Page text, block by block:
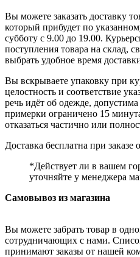
Вы можете заказать доставку
который прибудет по
субботу с 9.00 до 19.00.
поступления товара на склад,
выбрать удобное время
Вы вскрываете упаковку при
целостность и соответствие
речь идёт об одежде,
примерки ограничено 15
отказаться частично или
Доставка бесплатна при заказе
*Действует ли в вашем
уточняйте у менеджера
Самовывоз из магазина
Вы можете забрать товар в
сотрудничающих с нами.
принимают заказы от нашей